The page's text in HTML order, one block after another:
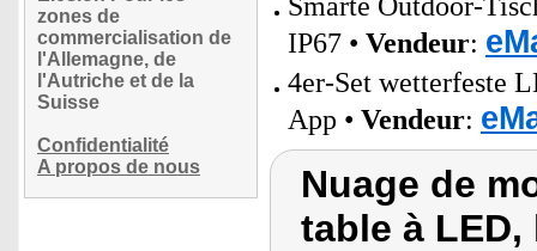
zones de
commercialisation de
l'Allemagne, de
l'Autriche et de la
Suisse
Confidentialité
A propos de nous
IP67 • Vendeur:
4er-Set wetterfeste
App • Vendeur:
Nuage de
table à